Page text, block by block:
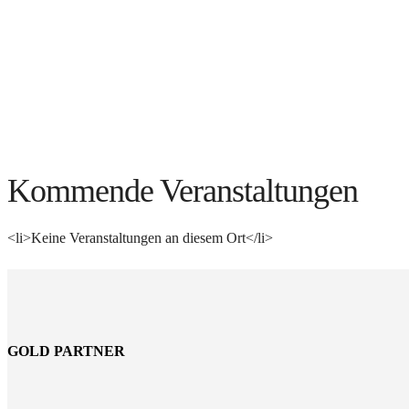
Kommende Veranstaltungen
<li>Keine Veranstaltungen an diesem Ort</li>
GOLD PARTNER